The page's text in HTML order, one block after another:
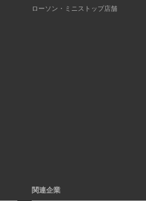
ローソン・ミニストップ店舗
関連企業